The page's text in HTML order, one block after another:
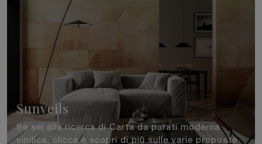
Sunveils
Se sei alla ricerca di Carta da parati moderna
vinilica, clicca e scopri di più sulle varie proposte